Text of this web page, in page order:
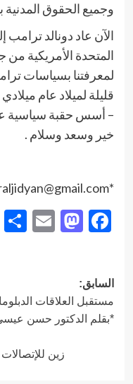
وجميع الحقوق
الآن عاد دونالد ترامب
المتحدة الأمريكية من
لمعرفتنا بسياسات
قليلة لميلاد عام
– أسس حقبة سياسية
خير وسعد وسلام .
*Email : sagraljidyan@gmail.com*
Facebook
تصفّح
المقالات
السابق:
مستقبل العلاقات
*بقلم الدكتور حسن
زين